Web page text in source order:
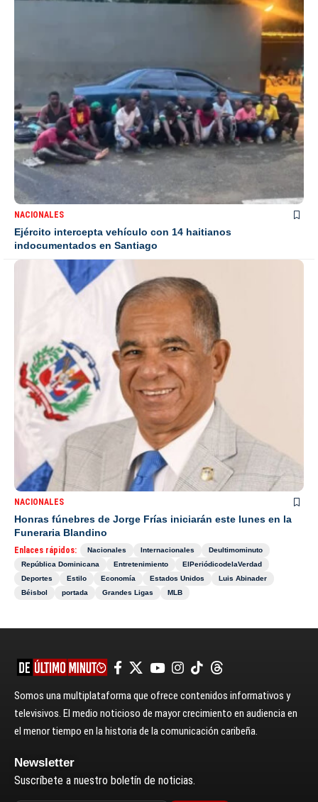
NACIONALES
Ejército intercepta vehículo con 14 haitianos
indocumentados en Santiago
NACIONALES
Honras fúnebres de Jorge Frías iniciarán este lunes en la
Funeraria Blandino
Enlaces rápidos: Nacionales Internacionales
Deultimominuto
República Dominicana
Entretenimiento
ElPeriódicodelaVerdad
Deportes
Estilo Economía Estados Unidos
Luis Abinader
Béisbol
portada Grandes Ligas MLB
Somos una multiplataforma que ofrece contenidos informativos y
televisivos. El medio noticioso de mayor crecimiento en audiencia en
el menor tiempo en la historia de la comunicación caribeña.
Newsletter
Suscríbete a nuestro boletín de noticias.